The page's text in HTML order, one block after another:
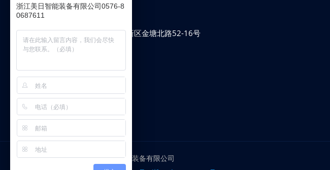
列。
地址 :浙江省温岭市东部新区金塘北路52-16号
电话 :0576-80687600
传真 :0576-86576008
邮箱 :mrcm@zjmrjc.com
站点语言
© 2017-2026 浙江美日智能装备有限公司
浙江美日智能装备有限公司0576-8
0687611